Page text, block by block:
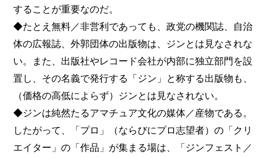
することが重要なのだ。
◆たとえ無料／非営利であっても、政党の機関誌、自治
体の広報誌、外郭団体の出版物は、ジンとは見なされな
い。また、出版社やレコード会社が内部に独立部門を設
置し、その名義で発行する「ジン」と称する出版物も、
（価格の高低によらず）ジンとは見なされない。
◆ジンは純然たるアマチュア文化の媒体／産物である。
したがって、「プロ」（ならびにプロ志望者）の「クリ
エイター」の「作品」が集まる場は、「ジンフェスト／